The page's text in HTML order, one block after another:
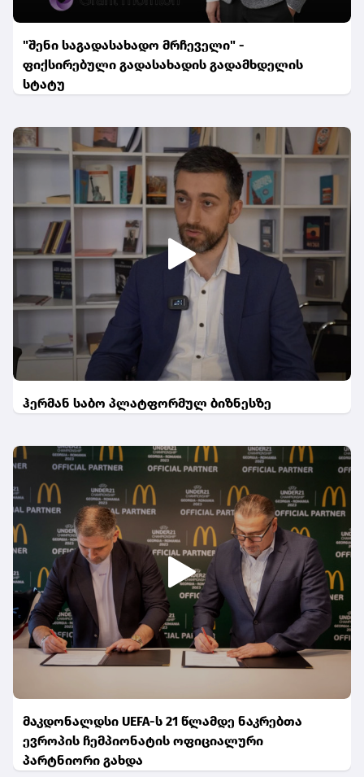
"შენი საგადასახადო მრჩეველი" -
ფიქსირებული გადასახადის გადამხდელის
სტატუ
ჰერმან საბო პლატფორმულ ბიზნესზე
მაკდონალდსი UEFA-ს 21 წლამდე ნაკრებთა
ევროპის ჩემპიონატის ოფიციალური
პარტნიორი გახდა